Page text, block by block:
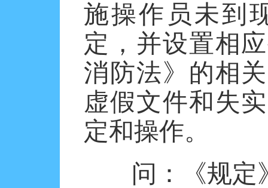
施操作员 未到
定，并设置相
消防法》的相
虚假文件和失
定和操作。
问：《规定